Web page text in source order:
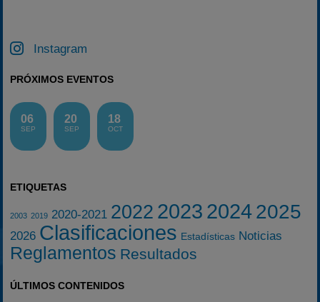
Instagram
PRÓXIMOS EVENTOS
06
SEP
20
SEP
18
OCT
ETIQUETAS
2003 2019 2020-2021 2022 2023 20242025
2026 Clasificaciones Estadísticas Noticias
Reglamentos Resultados
ÚLTIMOS CONTENIDOS